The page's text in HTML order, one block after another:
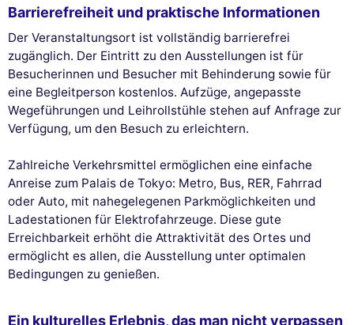
Diese Website verwendet
Cookies
Wir verwenden Cookies und Ihre persönlichen Daten, um Ihr
Surferlebnis zu verbessern, unsere Reichweite zu messen und die
Ihnen angezeigten Werbeanzeigen zu personalisieren. Sie können Ihre
Einstellungen jederzeit akzeptieren, ablehnen oder anpassen.
Nei, danke Ich möchte wählen Ich stimme zu
Barrierefreiheit und praktische Informationen
Der Veranstaltungsort ist vollständig barrierefrei
zugänglich. Der Eintritt zu den Ausstellungen ist für
Besucherinnen und Besucher mit Behinderung sowie für
eine Begleitperson kostenlos. Aufzüge, angepasste
Wegeführungen und Leihrollstühle stehen auf Anfrage zur
Verfügung, um den Besuch zu erleichtern.
Zahlreiche Verkehrsmittel ermöglichen eine einfache
Anreise zum Palais de Tokyo: Metro, Bus, RER, Fahrrad
oder Auto, mit nahegelegenen Parkmöglichkeiten und
Ladestationen für Elektrofahrzeuge. Diese gute
Erreichbarkeit erhöht die Attraktivität des Ortes und
ermöglicht es allen, die Ausstellung unter optimalen
Bedingungen zu genießen.
Ein kulturelles Erlebnis, das man nicht verpassen